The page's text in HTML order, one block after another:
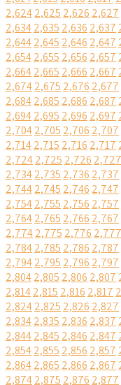
2,6242,625 2,626 2,627
2,6342,635 2,636 2,637
2,6442,645 2,646 2,647
2,6542,655 2,656 2,657
2,6642,665 2,666 2,667
2,6742,675 2,676 2,677
2,6842,685 2,686 2,687
2,6942,695 2,696 2,697
2,7042,705 2,706 2,707
2,7142,715 2,716 2,717
2,7242,725 2,726 2,727
2,7342,735 2,736 2,737
2,7442,745 2,746 2,747
2,7542,755 2,756 2,757
2,7642,765 2,766 2,767
2,7742,775 2,776 2,777
2,7842,785 2,786 2,787
2,7942,795 2,796 2,797
2,8042,805 2,806 2,807
2,8142,815 2,816 2,817
2,8242,825 2,826 2,827
2,8342,835 2,836 2,837
2,8442,845 2,846 2,847
2,8542,855 2,856 2,857
2,8642,865 2,866 2,867
2,8742,875 2,876 2,877